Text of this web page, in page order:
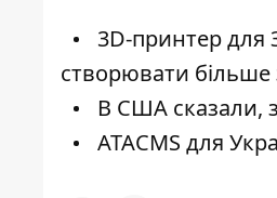
3D-принтер для
створювати більше
В США сказали,
ATACMS для